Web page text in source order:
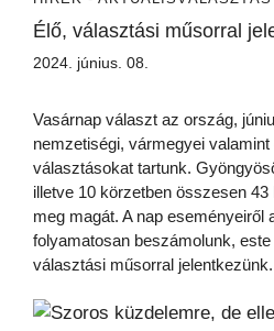
Élő, választási műsorral
2024. június. 08.
Vasárnap választ az ország,
nemzetiségi, vármegyei
választásokat tartunk.
illetve 10 körzetben összesen
meg magát. A nap eseményeiről
folyamatosan beszámolunk,
választási műsorral jelentkezünk.